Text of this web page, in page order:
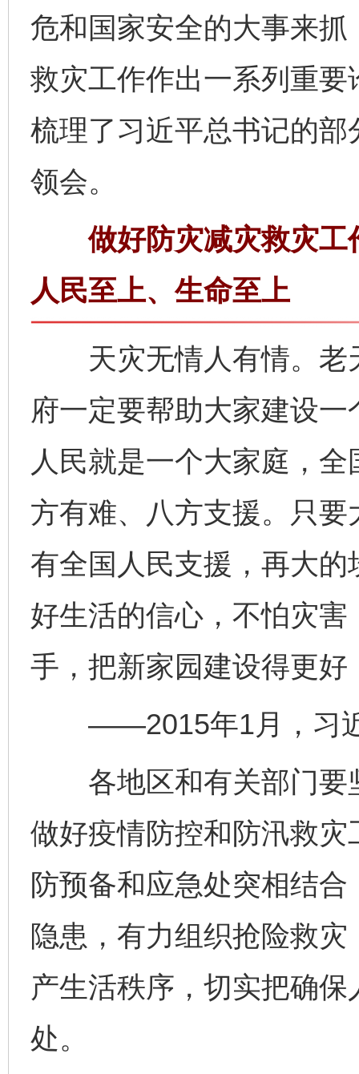
危和国家安全的大事来
救灾工作作出一系列重
梳理了习近平总书记的
领会。
做好防灾减灾救灾工
人民至上、生命至上
天灾无情人有情。老
府一定要帮助大家建设
人民就是一个大家庭，
方有难、八方支援。只
有全国人民支援，再大
好生活的信心，不怕灾
手，把新家园建设得更好
——2015年1月，习近
各地区和有关部门要
做好疫情防控和防汛救
防预备和应急处突相结
隐患，有力组织抢险救
产生活秩序，切实把确
处。